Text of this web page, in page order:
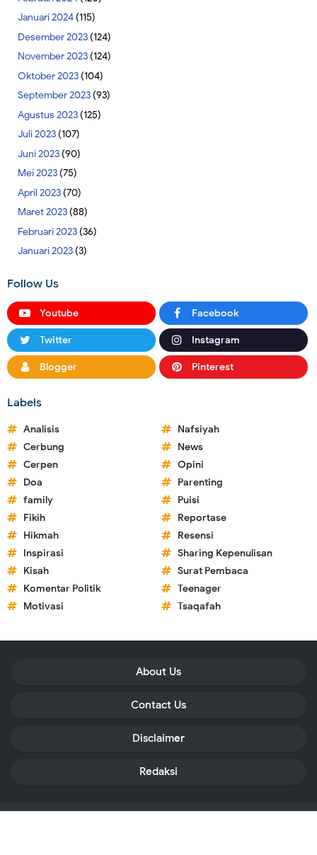
Januari 2024(115)
Desember 2023(124)
November 2023(124)
Oktober 2023(104)
September 2023(93)
Agustus 2023(125)
Juli 2023(107)
Juni 2023(90)
Mei 2023(75)
April 2023(70)
Maret 2023(88)
Februari 2023(36)
Januari 2023(3)
Follow Us
Youtube Facebook
Twitter Instagram
Blogger Pinterest
Labels
Analisis
Cerbung
Cerpen
Doa
family
Fikih
Hikmah
Inspirasi
Kisah
Komentar Politik
Motivasi
Nafsiyah
News
Opini
Parenting
Puisi
Reportase
Resensi
Sharing Kepenulisan
Surat Pembaca
Teenager
Tsaqafah
About Us
Contact Us
Disclaimer
Redaksi